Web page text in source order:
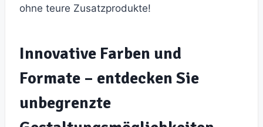
ohne teure Zusatzprodukte!
Innovative Farben und
Formate – entdecken Sie
unbegrenzte